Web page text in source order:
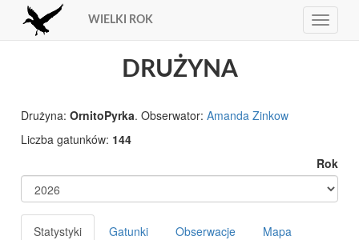
Toggle
WIELKI ROK
DRUŻYNA
Drużyna:OrnitoPyrka. Obserwator:Amanda Zinkow
Liczba gatunków: 144
Rok
Statystyki Gatunki Obserwacje Mapa